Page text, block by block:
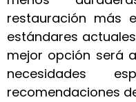
restauración más
estándares
mejor opción será
necesidades
recomendaciones